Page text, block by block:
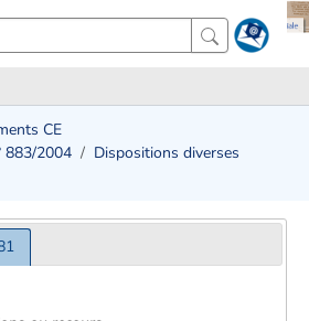
CE
883/2004
Dispositions diverses